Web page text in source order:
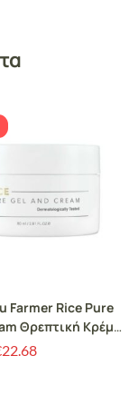
Farmer Rice Pure
Θρεπτική Κρέμα
80ml
22.68